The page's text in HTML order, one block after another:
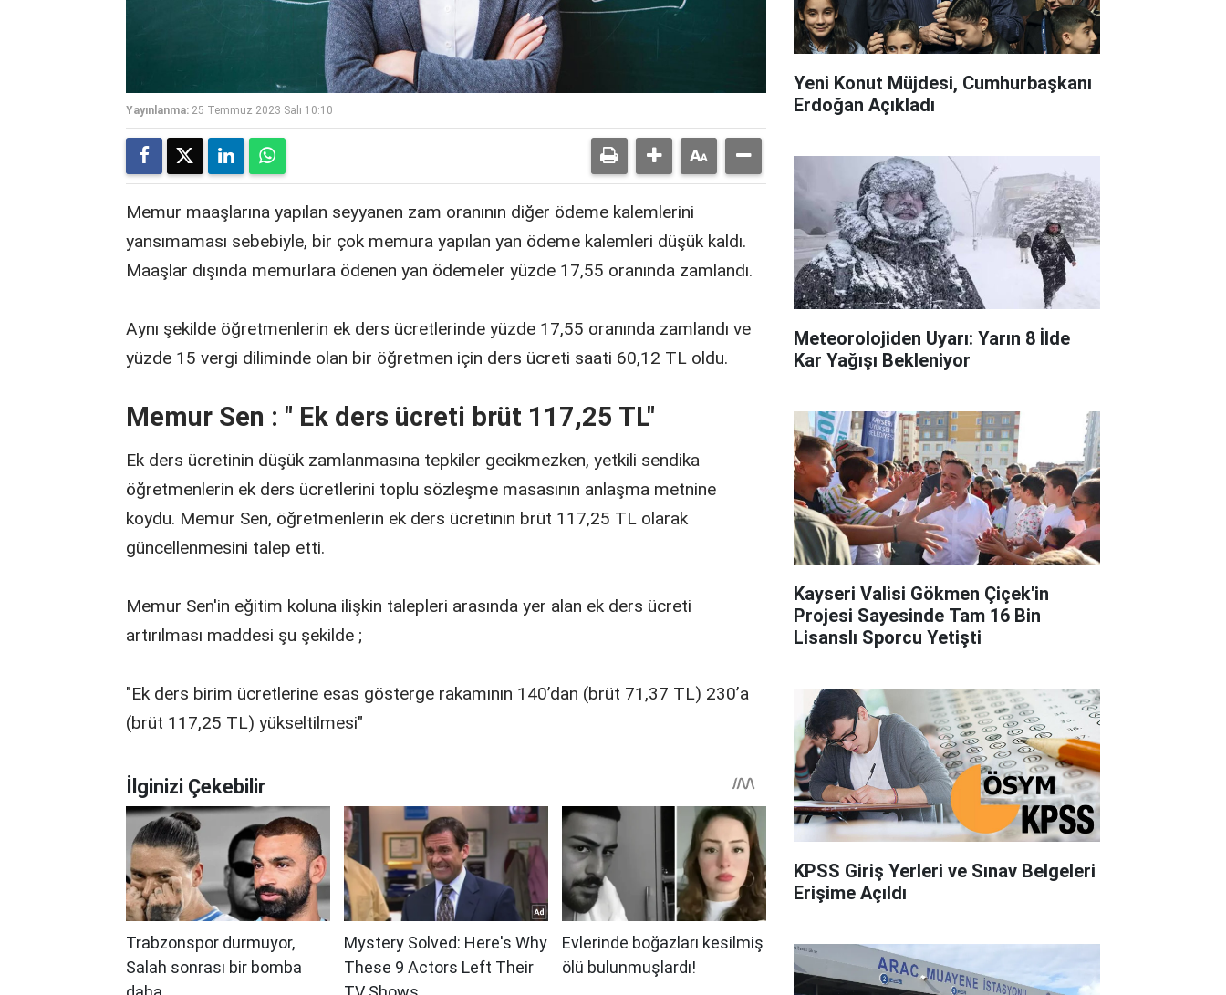
Yayınlanma: 25 Temmuz 2023 Salı 10:10
Memur maaşlarına yapılan seyyanen zam oranının diğer ödeme kalemlerini
yansımaması sebebiyle, bir çok memura yapılan yan ödeme kalemleri düşük kaldı.
Maaşlar dışında memurlara ödenen yan ödemeler yüzde 17,55 oranında zamlandı.
Aynı şekilde öğretmenlerin ek ders ücretlerinde yüzde 17,55 oranında zamlandı ve
yüzde 15 vergi diliminde olan bir öğretmen için ders ücreti saati 60,12 TL oldu.
Memur Sen : " Ek ders ücreti brüt 117,25 TL"
Ek ders ücretinin düşük zamlanmasına tepkiler gecikmezken, yetkili sendika
öğretmenlerin ek ders ücretlerini toplu sözleşme masasının anlaşma metnine
koydu. Memur Sen, öğretmenlerin ek ders ücretinin brüt 117,25 TL olarak
güncellenmesini talep etti.
Memur Sen'in eğitim koluna ilişkin talepleri arasında yer alan ek ders ücreti
artırılması maddesi şu şekilde ;
"Ek ders birim ücretlerine esas gösterge rakamının 140’dan (brüt 71,37 TL) 230’a
(brüt 117,25 TL) yükseltilmesi"
Yeni Konut Müjdesi, Cumhurbaşkanı
Erdoğan Açıkladı
Meteorolojiden Uyarı: Yarın 8 İlde
Kar Yağışı Bekleniyor
Kayseri Valisi Gökmen Çiçek'in
Projesi Sayesinde Tam 16 Bin
Lisanslı Sporcu Yetişti
KPSS Giriş Yerleri ve Sınav Belgeleri
Erişime Açıldı